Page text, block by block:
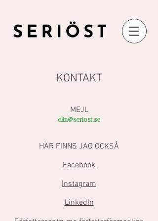
KONTAKT
MEJL
elin@seriost.se
HÄR FINNS JAG OCKSÅ
Facebook
Instagram
LinkedIn